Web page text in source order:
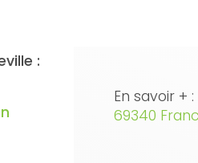
:
En savoir + :
69340